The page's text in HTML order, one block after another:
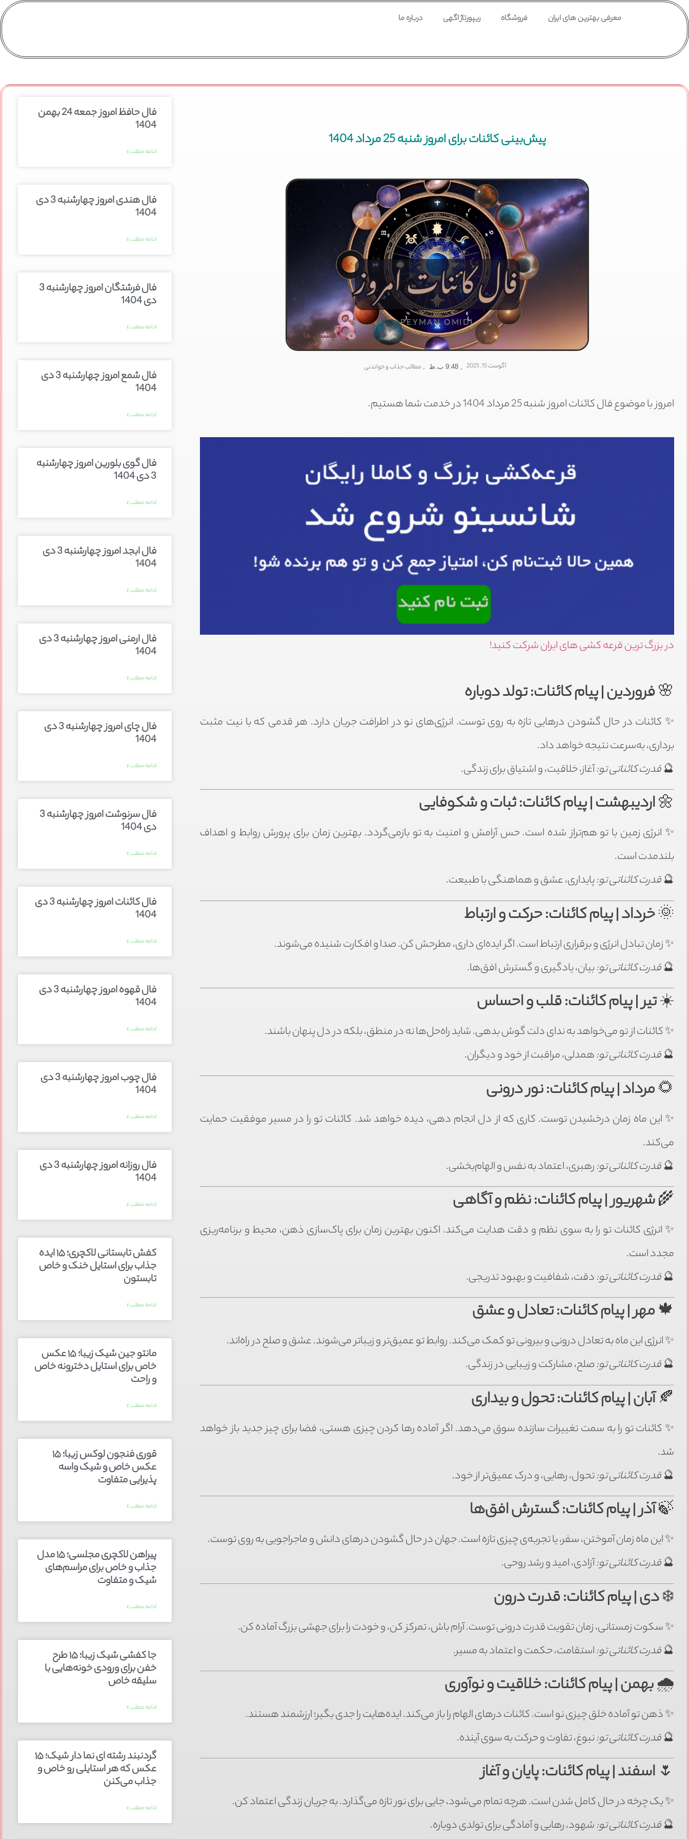
معرفی بهترین های ایران فروشگاه ریپورتاژ اگهی درباره ما
پیش‌بینی کائنات برای امروز شنبه 25 مرداد 1404
PEYMAN OMIDI
آگوست 15, 2025 , 9:48 ب.ظ مطالب جذاب و خواندنی
امروز با موضوع فال کائنات امروز شنبه 25 مرداد 1404 در خدمت شما هستیم.
در بزرگ ترین قرعه کشی های ایران شرکت کنید!
🌸فروردین | پیام کائنات: تولد دوباره
✨ کائنات در حال گشودن درهایی تازه به روی توست. انرژی‌های نو در اطرافت جریان دارد. هر قدمی که با نیت مثبت
برداری، به‌سرعت نتیجه خواهد داد.
🔮قدرت کائناتی تو:آغاز، خلاقیت، و اشتیاق برای زندگی.
🌼اردیبهشت | پیام کائنات: ثبات و شکوفایی
✨ انرژی زمین با تو هم‌تراز شده است. حس آرامش و امنیت به تو بازمی‌گردد. بهترین زمان برای پرورش روابط و اهداف
بلندمدت است.
🔮قدرت کائناتی تو:پایداری، عشق و هماهنگی با طبیعت.
🌞خرداد | پیام کائنات: حرکت و ارتباط
✨ زمان تبادل انرژی و برقراری ارتباط است. اگر ایده‌ای داری، مطرحش کن. صدا و افکارت شنیده می‌شوند.
🔮قدرت کائناتی تو:بیان، یادگیری و گسترش افق‌ها.
☀️تیر | پیام کائنات: قلب و احساس
✨ کائنات از تو می‌خواهد به ندای دلت گوش بدهی. شاید راه‌حل‌ها نه در منطق، بلکه در دل پنهان باشند.
🔮قدرت کائناتی تو:همدلی، مراقبت از خود و دیگران.
🌻مرداد | پیام کائنات: نور درونی
✨ این ماه زمان درخشیدن توست. کاری که از دل انجام دهی، دیده خواهد شد. کائنات تو را در مسیر موفقیت حمایت
می‌کند.
🔮قدرت کائناتی تو:رهبری، اعتماد به نفس و الهام‌بخشی.
🌾شهریور | پیام کائنات: نظم و آگاهی
✨ انرژی کائنات تو را به سوی نظم و دقت هدایت می‌کند. اکنون بهترین زمان برای پاک‌سازی ذهن، محیط و برنامه‌ریزی
مجدد است.
🔮قدرت کائناتی تو:دقت، شفافیت و بهبود تدریجی.
🍁مهر | پیام کائنات: تعادل و عشق
✨ انرژی این ماه به تعادل درونی و بیرونی تو کمک می‌کند. روابط تو عمیق‌تر و زیباتر می‌شوند. عشق و صلح در راه‌اند.
🔮قدرت کائناتی تو:صلح، مشارکت و زیبایی در زندگی.
🍂آبان | پیام کائنات: تحول و بیداری
✨ کائنات تو را به سمت تغییرات سازنده سوق می‌دهد. اگر آماده رها کردن چیزی هستی، فضا برای چیز جدید باز خواهد
شد.
🔮قدرت کائناتی تو:تحول، رهایی، و درک عمیق‌تر از خود.
🍃آذر | پیام کائنات: گسترش افق‌ها
✨ این ماه زمان آموختن، سفر، یا تجربه‌ی چیزی تازه است. جهان در حال گشودن درهای دانش و ماجراجویی به روی توست.
🔮قدرت کائناتی تو:آزادی، امید و رشد روحی.
❄️دی | پیام کائنات: قدرت درون
✨ سکوت زمستانی، زمان تقویت قدرت درونی توست. آرام باش، تمرکز کن، و خودت را برای جهشی بزرگ آماده کن.
🔮قدرت کائناتی تو:استقامت، حکمت و اعتماد به مسیر.
🌧بهمن | پیام کائنات: خلاقیت و نوآوری
✨ ذهن تو آماده خلق چیزی نو است. کائنات درهای الهام را باز می‌کند. ایده‌هایت را جدی بگیر؛ ارزشمند هستند.
🔮قدرت کائناتی تو:نبوغ، تفاوت و حرکت به سوی آینده.
🌷 اسفند | پیام کائنات: پایان و آغاز
✨ یک چرخه در حال کامل شدن است. هرچه تمام می‌شود، جایی برای نور تازه می‌گذارد. به جریان زندگی اعتماد کن.
🔮قدرت کائناتی تو:شهود، رهایی و آمادگی برای تولدی دوباره.
فال حافظ امروز جمعه 24 بهمن
1404
ادامه مطلب »
فال هندی امروز چهارشنبه 3 دی
1404
ادامه مطلب »
فال فرشتگان امروز چهارشنبه 3
دی 1404
ادامه مطلب »
فال شمع امروز چهارشنبه 3 دی
1404
ادامه مطلب »
فال گوی بلورین امروز چهارشنبه
3 دی 1404
ادامه مطلب »
فال ابجد امروز چهارشنبه 3 دی
1404
ادامه مطلب »
فال ارمنی امروز چهارشنبه 3 دی
1404
ادامه مطلب »
فال چای امروز چهارشنبه 3 دی
1404
ادامه مطلب »
فال سرنوشت امروز چهارشنبه 3
دی 1404
ادامه مطلب »
فال کائنات امروز چهارشنبه 3 دی
1404
ادامه مطلب »
فال قهوه امروز چهارشنبه 3 دی
1404
ادامه مطلب »
فال چوب امروز چهارشنبه 3 دی
1404
ادامه مطلب »
فال روزانه امروز چهارشنبه 3 دی
1404
ادامه مطلب »
کفش تابستانی لاکچری؛ ۱۵ ایده‌
جذاب برای استایل خنک و خاص
تابستون
ادامه مطلب »
مانتو جین شیک زیبا؛ ۱۵ عکس
خاص برای استایل دخترونه خاص
و راحت
ادامه مطلب »
قوری فنجون لوکس زیبا؛ ۱۵
عکس خاص و شیک واسه
پذیرایی متفاوت
ادامه مطلب »
پیراهن لاکچری مجلسی؛ ۱۵ مدل
جذاب و خاص برای مراسم‌های
شیک و متفاوت
ادامه مطلب »
جا کفشی شیک زیبا؛ ۱۵ طرح
خفن برای ورودی خونه‌هایی با
سلیقه خاص
ادامه مطلب »
گردنبند رشته ای نما دار شیک؛ ۱۵
عکس که هر استایلی رو خاص و
جذاب می‌کنن
ادامه مطلب »